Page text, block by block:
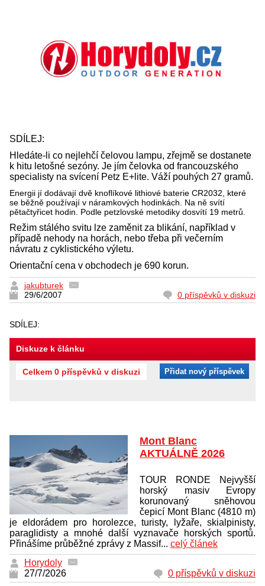
SDÍLEJ:
Hledáte-li co nejlehčí čelovou lampu, zřejmě se dostanete
k hitu letošné sezóny. Je jím čelovka od francouzského
specialisty na svícení Petz E+lite. Váží pouhých 27 gramů.
Energii jí dodávají dvě knoflíkové lithiové baterie CR2032, které
se běžně používají v náramkových hodinkách. Na ně svítí
pětačtyřicet hodin. Podle petzlovské metodiky dosvítí 19 metrů.
Režim stálého svitu lze zaměnit za blikání, například v
případě nehody na horách, nebo třeba při večerním
návratu z cyklistického výletu.
Orientační cena v obchodech je 690 korun.
jakubturek
29/6/2007
0 příspěvků v diskuzi
SDÍLEJ:
Diskuze k článku
Celkem 0 příspěvků v diskuzi Přidat nový příspěvek
Mont Blanc
AKTUÁLNĚ 2026
TOUR RONDE Nejvyšší
horský masiv Evropy
korunovaný sněhovou
čepicí Mont Blanc (4810 m)
je eldorádem pro horolezce, turisty, lyžaře, skialpinisty,
paraglidisty a mnohé další vyznavače horských sportů.
Přinášíme průběžné zprávy z Massif... celý článek
Horydoly
27/7/2026
0 příspěvků v diskuzi